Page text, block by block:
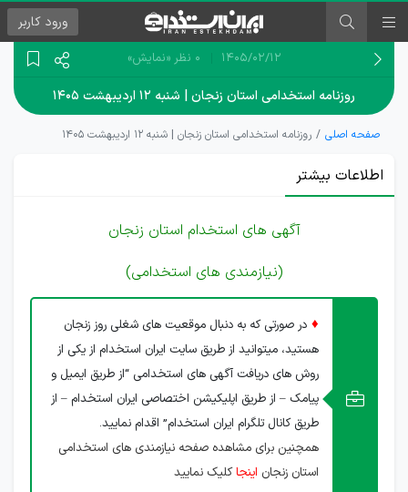
ورود کاربر
۱۴۰۵/۰۲/۱۲ 0 نظر «نمایش»
روزنامه استخدامی استان زنجان | شنبه ۱۲ اردیبهشت ۱۴۰۵
صفحه اصلی روزنامه استخدامی استان زنجان | شنبه ۱۲ اردیبهشت ۱۴۰۵
اطلاعات بیشتر
آگهی های استخدام استان زنجان
(نیازمندی های استخدامی)
♦ در صورتی که به دنبال موقعیت های شغلی روز زنجان
هستید، میتوانید از طریق سایت ایران استخدام از یکی از
روش های دریافت آگهی های استخدامی “از طریق ایمیل و
پیامک – از طریق اپلیکیشن اختصاصی ایران استخدام – از
طریق کانال تلگرام ایران استخدام” اقدام نمایید.
همچنین برای مشاهده صفحه نیازمندی های استخدامی
استان زنجان اینجاکلیک نمایید